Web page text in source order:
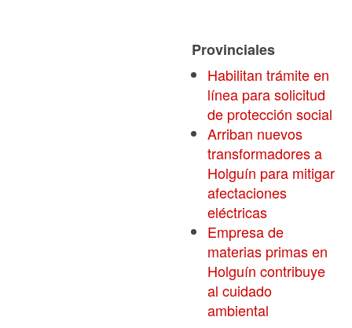
Provinciales
Habilitan trámite en
línea para solicitud
de protección social
Arriban nuevos
transformadores a
Holguín para mitigar
afectaciones
eléctricas
Empresa de
materias primas en
Holguín contribuye
al cuidado
ambiental